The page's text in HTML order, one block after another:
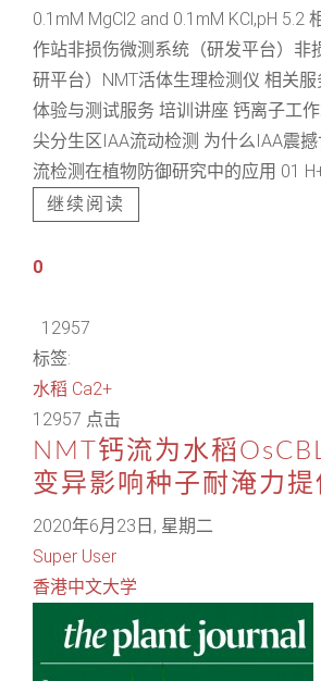
0.1mM MgCl2 and 0.1mM KCl,pH 5.2
作站非损伤微测系统（研发平台）非
研平台）NMT活体生理检测仪 相关
体验与测试服务 培训讲座 钙离子工
尖分生区IAA流动检测 为什么IAA震
流检测在植物防御研究中的应用 01
继续阅读
0
12957
标签:
水稻 Ca2+
12957 点击
NMT钙流为水稻
变异影响种子耐淹力提
2020年6月23日, 星期二
Super User
香港中文大学